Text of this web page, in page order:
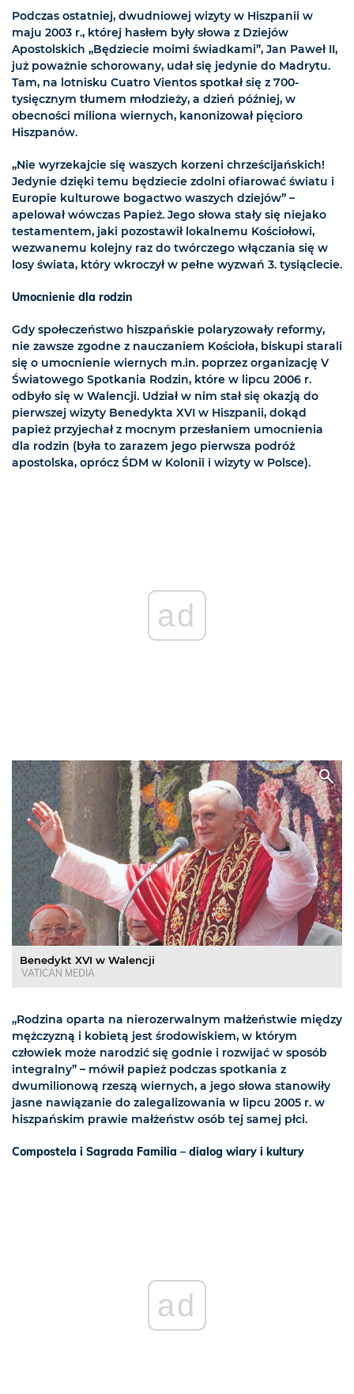
Podczas ostatniej, dwudniowej wizyty w Hiszpanii w
maju 2003 r., której hasłem były słowa z Dziejów
Apostolskich „Będziecie moimi świadkami”, Jan Paweł II,
już poważnie schorowany, udał się jedynie do Madrytu.
Tam, na lotnisku Cuatro Vientos spotkał się z 700-
tysięcznym tłumem młodzieży, a dzień później, w
obecności miliona wiernych, kanonizował pięcioro
Hiszpanów.
„Nie wyrzekajcie się waszych korzeni chrześcijańskich!
Jedynie dzięki temu będziecie zdolni ofiarować światu i
Europie kulturowe bogactwo waszych dziejów” –
apelował wówczas Papież. Jego słowa stały się niejako
testamentem, jaki pozostawił lokalnemu Kościołowi,
wezwanemu kolejny raz do twórczego włączania się w
losy świata, który wkroczył w pełne wyzwań 3. tysiąclecie.
Umocnienie dla rodzin
Gdy społeczeństwo hiszpańskie polaryzowały reformy,
nie zawsze zgodne z nauczaniem Kościoła, biskupi starali
się o umocnienie wiernych m.in. poprzez organizację V
Światowego Spotkania Rodzin, które w lipcu 2006 r.
odbyło się w Walencji. Udział w nim stał się okazją do
pierwszej wizyty Benedykta XVI w Hiszpanii, dokąd
papież przyjechał z mocnym przesłaniem umocnienia
dla rodzin (była to zarazem jego pierwsza podróż
apostolska, oprócz ŚDM w Kolonii i wizyty w Polsce).
ad
Benedykt XVI w Walencji
VATICAN MEDIA
„Rodzina oparta na nierozerwalnym małżeństwie między
mężczyzną i kobietą jest środowiskiem, w którym
człowiek może narodzić się godnie i rozwijać w sposób
integralny” – mówił papież podczas spotkania z
dwumilionową rzeszą wiernych, a jego słowa stanowiły
jasne nawiązanie do zalegalizowania w lipcu 2005 r. w
hiszpańskim prawie małżeństw osób tej samej płci.
Compostela i Sagrada Familia – dialog wiary i kultury
ad